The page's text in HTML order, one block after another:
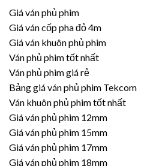
Giá ván phủ phim
Giá ván cốp pha đỏ 4m
Giá ván khuôn phủ phim
Ván phủ phim tốt nhất
Ván phủ phim giá rẻ
Bảng giá ván phủ phim Tekcom
Ván khuôn phủ phim tốt nhất
Giá ván phủ phim 12mm
Giá ván phủ phim 15mm
Giá ván phủ phim 17mm
Giá ván phủ phim 18mm